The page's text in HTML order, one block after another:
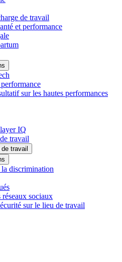
de travail
et performance
sur les hautes performances
IQ
travail
travail
discrimination
réseaux sociaux
sur le lieu de travail